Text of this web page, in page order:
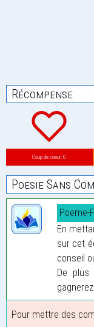
Récompense
Coup de coeur: 0
Poesie Sans
Poeme-
En
sur cet
conseil
De
Pour mettre des